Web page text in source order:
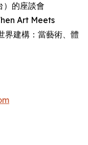
的座談會
Art Meets
界建構：當藝術、體